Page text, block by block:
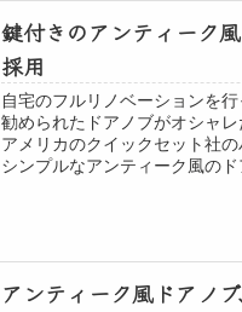
鍵付きのアンティーク
採用
自宅のフルリノベーションを
勧められたドアノブがオシャレ
アメリカのクイックセット社の
シンプルなアンティーク風の
アンティーク風ドアノ